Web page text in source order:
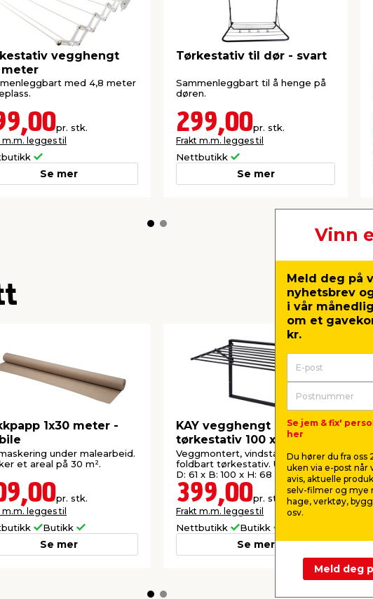
vegghengt
meter
med 4,8 meter
pr. stk.
m.m. legges til
Se mer
Tørkestativ til dør - svart
Sammenleggbart til å henge på
døren.
299,00pr. stk.
Frakt m.m. legges til
Nettbutikk
Se mer
1x30 meter -
under malearbeid.
et areal på 30 m².
pr. stk.
m.m. legges til
Butikk
Se mer
KAY vegghengt
tørkestativ 100 x 61 x 68
cm - svart
Veggmontert, vindstabilt og
foldbart tørkestativ. Utslått mål:
D: 61 x B: 100 x H: 68 cm.
399,00pr. stk.
Frakt m.m. legges til
Nettbutikk Butikk
Se mer
Vinn
Meld deg på
nyhetsbrev
i vår
om et
kr.
Se jem & fix'
her
Du hører du fra oss
uken via e-post når
avis, aktuelle
selv-filmer og mye
hage, verktøy,
osv.
Meld deg